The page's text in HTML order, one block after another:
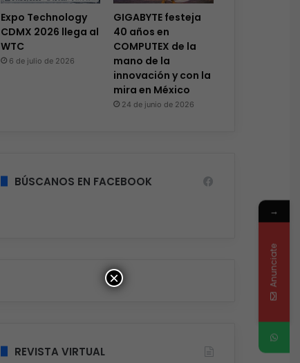
Expo Technology
CDMX 2026 llega al
WTC
6 de julio de 2026
GIGABYTE festeja
40 años en
COMPUTEX de la
mano de la
innovación y con la
mira en México
24 de junio de 2026
BÚSCANOS EN FACEBOOK
REVISTA VIRTUAL
×
→
Anunciate